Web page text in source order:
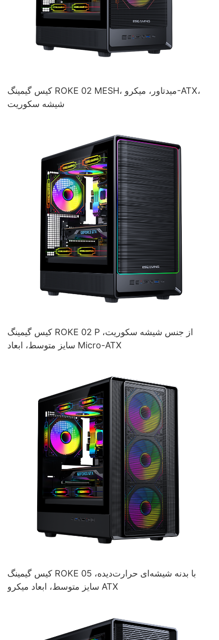
کیس گیمینگ ROKE 02 MESH، میدتاور، میکرو-ATX،
شیشه سکوریت
کیس گیمینگ ROKE 02 P از جنس شیشه سکوریت،
سایز متوسط، ابعاد Micro-ATX
کیس گیمینگ ROKE 05 با بدنه شیشه‌ای حرارت‌دیده،
سایز متوسط، ابعاد میکرو ATX